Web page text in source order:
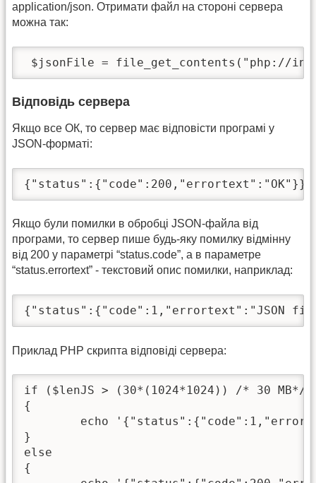
application/json. Отримати файл на стороні сервера
можна так:
$jsonFile = file_get_contents("php://
Відповідь сервера
Якщо все ОК, то сервер має відповісти програмі у
JSON-форматі:
{"status":{"code":200,"errortext":"OK"}}
Якщо були помилки в обробці JSON-файла від
програми, то сервер пише будь-яку помилку відмінну
від 200 у параметрі “status.code”, а в параметре
“status.errortext” - текстовий опис помилки, наприклад:
{"status":{"code":1,"errortext":"JSON
Приклад PHP скрипта відповіді сервера:
if ($lenJS > (30*(1024*1024)) /* 30 MB*/
{
}
else
{